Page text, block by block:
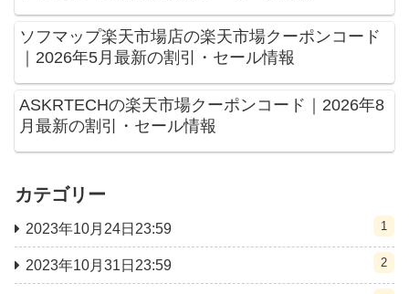
ソフマップ楽天市場店の楽天市場クーポンコード
｜2026年5月最新の割引・セール情報
ASKRTECHの楽天市場クーポンコード｜2026年8
月最新の割引・セール情報
カテゴリー
2023年10月24日23:59 1
2023年10月31日23:59 2